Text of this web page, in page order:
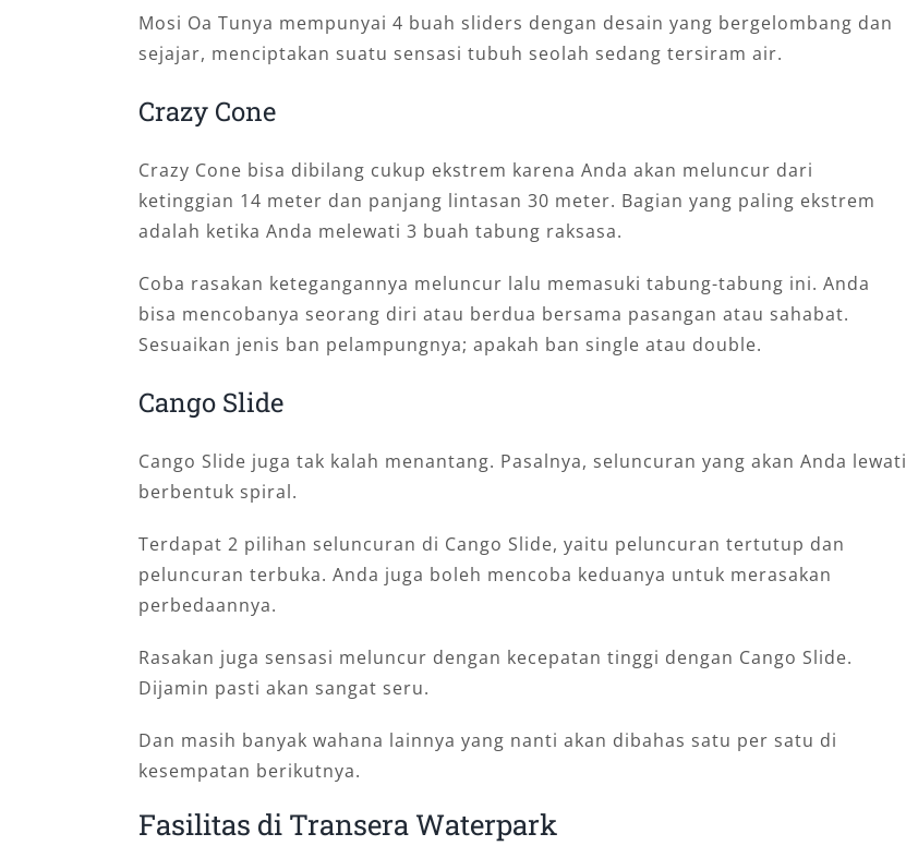
Mosi Oa Tunya mempunyai 4 buah sliders dengan desain yang bergelombang dan
sejajar, menciptakan suatu sensasi tubuh seolah sedang tersiram air.
Crazy Cone
Crazy Cone bisa dibilang cukup ekstrem karena Anda akan meluncur dari
ketinggian 14 meter dan panjang lintasan 30 meter. Bagian yang paling ekstrem
adalah ketika Anda melewati 3 buah tabung raksasa.
Coba rasakan ketegangannya meluncur lalu memasuki tabung-tabung ini. Anda
bisa mencobanya seorang diri atau berdua bersama pasangan atau sahabat.
Sesuaikan jenis ban pelampungnya; apakah ban single atau double.
Cango Slide
Cango Slide juga tak kalah menantang. Pasalnya, seluncuran yang akan Anda lewati
berbentuk spiral.
Terdapat 2 pilihan seluncuran di Cango Slide, yaitu peluncuran tertutup dan
peluncuran terbuka. Anda juga boleh mencoba keduanya untuk merasakan
perbedaannya.
Rasakan juga sensasi meluncur dengan kecepatan tinggi dengan Cango Slide.
Dijamin pasti akan sangat seru.
Dan masih banyak wahana lainnya yang nanti akan dibahas satu per satu di
kesempatan berikutnya.
Fasilitas di Transera Waterpark